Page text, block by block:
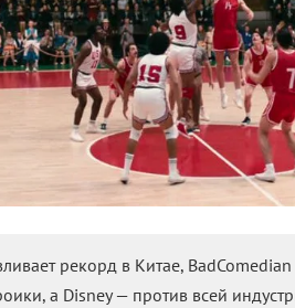
рекорд в Китае,
а Disney — против всей